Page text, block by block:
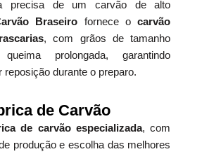
precisa de um carvão de alto
Braseiro fornece ocarvão
, com grãos de tamanho
prolongada, garantindo
reposição durante o preparo.
de Carvão
de carvão especializada, com
produção e escolha das melhores